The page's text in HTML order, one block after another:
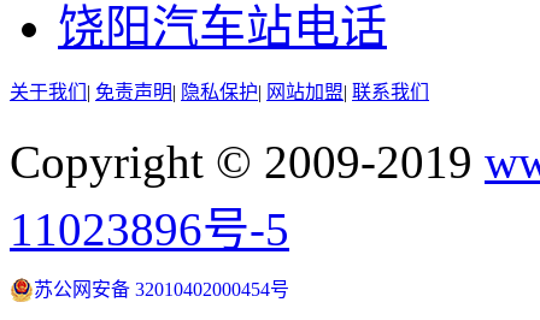
饶阳汽车站电话
关于我们 | 免责声明| 隐私保护| 网站加盟| 联系我们
Copyright © 2009-2019
11023896号-5
苏公网安备 32010402000454号